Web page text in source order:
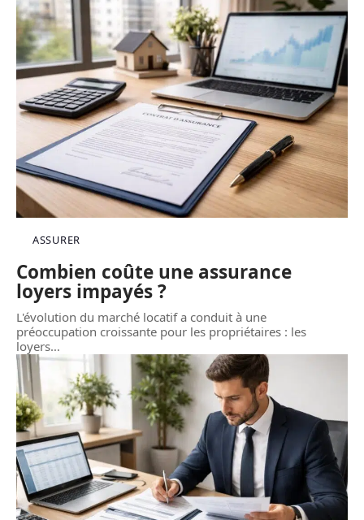
ASSURER
Combien coûte une assurance
loyers impayés ?
L'évolution du marché locatif a conduit à une
préoccupation croissante pour les propriétaires : les
loyers…